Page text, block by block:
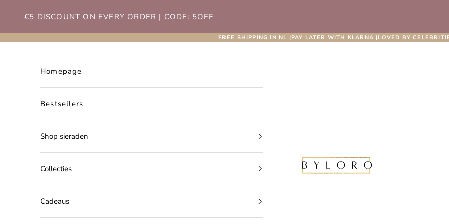
€5 DISCOUNT ON EVERY ORDER | CODE: 5OFF
FREE SHIPPING IN NL |PAY LATER WITH KLARNA |LOVED BY
Byloro.com
Homepage
Bestsellers
Shop sieraden
Collecties
Cadeaus